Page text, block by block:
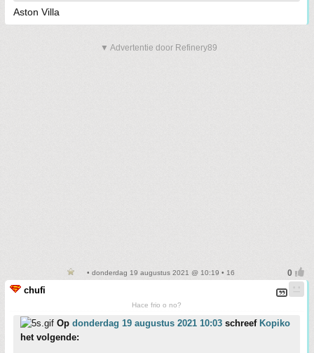
Aston Villa
▼ Advertentie door Refinery89
• donderdag 19 augustus 2021 @ 10:19 • 16
chufi
Hace frio o no?
Op donderdag 19 augustus 2021 10:03 schreef Kopiko
het volgende: